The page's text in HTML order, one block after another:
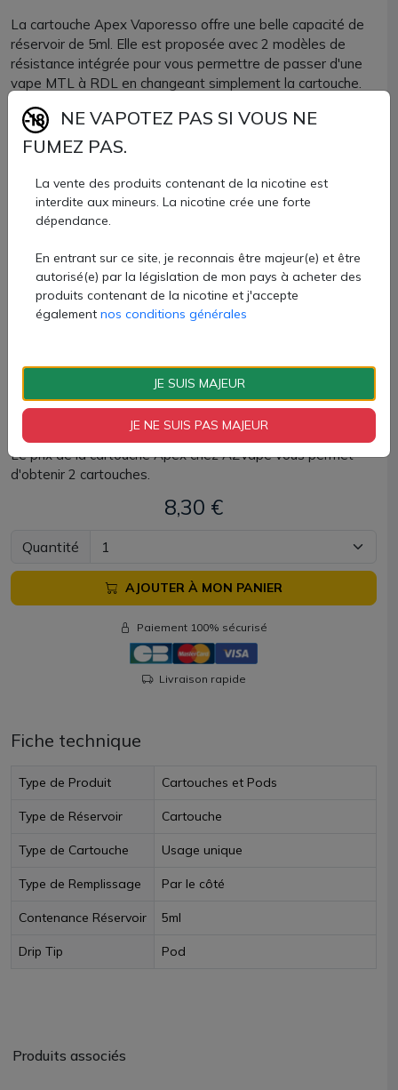
La cartouche Apex Vaporesso offre une belle capacité de
réservoir de 5ml. Elle est proposée avec 2 modèles de
résistance intégrée pour vous permettre de passer d'une
vape MTL à RDL en changeant simplement la cartouche.
Cartouche Apex en 0.6 ohm : à utiliser entre 5 et 23W pour
Cartouche Apex en 0.8 ohm : à utiliser entre 5 et 18W pour
une vape MTL savoureuse.
Le remplissage de la cartouche se fait par la côté. Le drip
tip sera différent selon le modèle de cartouche utilisé. Pour
la valeur en 0.8 ohm, le drip tip est translucide et resserré.
Pour le modèle en 0.6 ohm, il est noir et sera plus élargi
La cartouche Apex est un réservoir compatible uniquement
avec le kit Apex.
Le prix de la cartouche Apex chez AZVape vous permet
d'obtenir 2 cartouches.
8,30 €
Quantité
AJOUTER À MON PANIER
Paiement 100% sécurisé
Livraison rapide
Fiche technique
Type de Produit Cartouches et Pods
Type de Réservoir Cartouche
Type de Cartouche Usage unique
Type de Remplissage Par le côté
Contenance Réservoir 5ml
Drip Tip Pod
Produits associés
NE VAPOTEZ PAS SI VOUS NE
FUMEZ PAS.
La vente des produits contenant de la nicotine est
interdite aux mineurs. La nicotine crée une forte
dépendance.
En entrant sur ce site, je reconnais être majeur(e) et être
autorisé(e) par la législation de mon pays à acheter des
produits contenant de la nicotine et j'accepte
également nos conditions générales
JE SUIS MAJEUR
JE NE SUIS PAS MAJEUR